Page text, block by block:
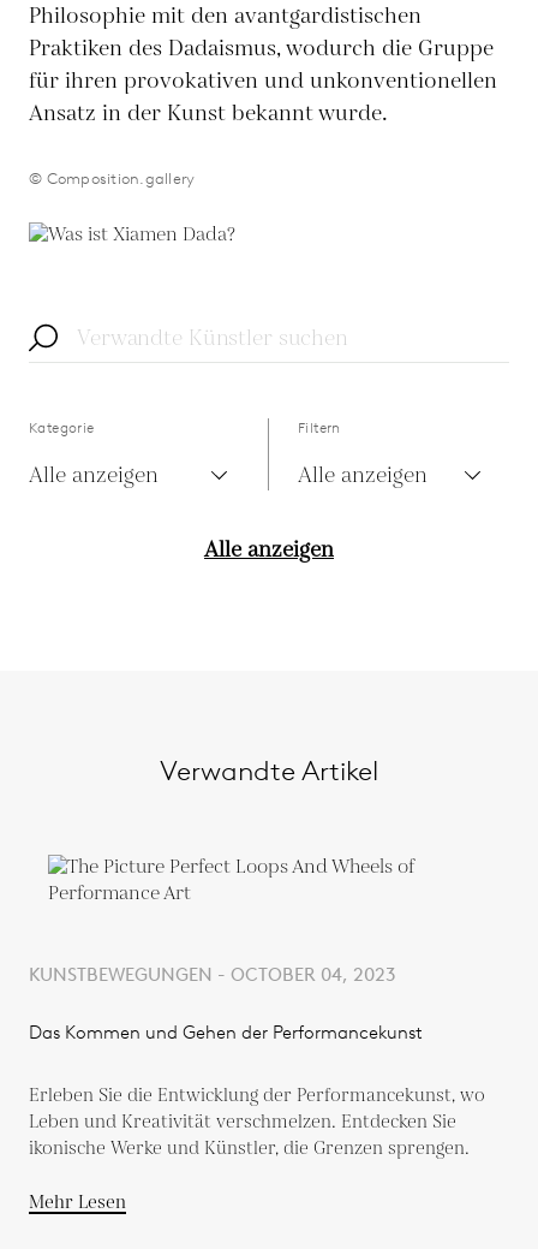
Philosophie mit den avantgardistischen
Praktiken des Dadaismus, wodurch die Gruppe
für ihren provokativen und unkonventionellen
Ansatz in der Kunst bekannt wurde.
© Composition.gallery
Kategorie
Alle anzeigen
Filtern
Alle anzeigen
Alle anzeigen
Verwandte Artikel
KUNSTBEWEGUNGEN - OCTOBER 04, 2023
Das Kommen und Gehen der Performancekunst
Erleben Sie die Entwicklung der Performancekunst, wo
Leben und Kreativität verschmelzen. Entdecken Sie
ikonische Werke und Künstler, die Grenzen sprengen.
Mehr Lesen